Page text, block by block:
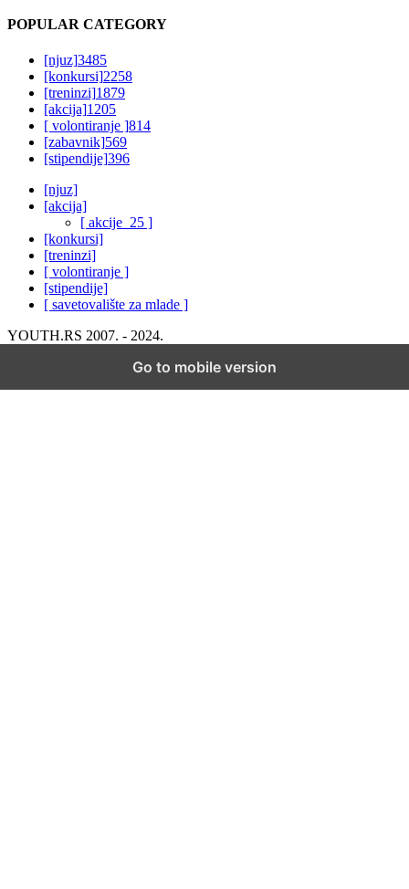
POPULAR CATEGORY
[njuz]3485
[konkursi]2258
[treninzi]1879
[akcija]1205
[ volontiranje ]814
[zabavnik]569
[stipendije]396
[njuz]
[akcija]
[ akcije_25 ]
[konkursi]
[treninzi]
[ volontiranje ]
[stipendije]
[ savetovalište za mlade ]
YOUTH.RS 2007. - 2024.
Go to mobile version